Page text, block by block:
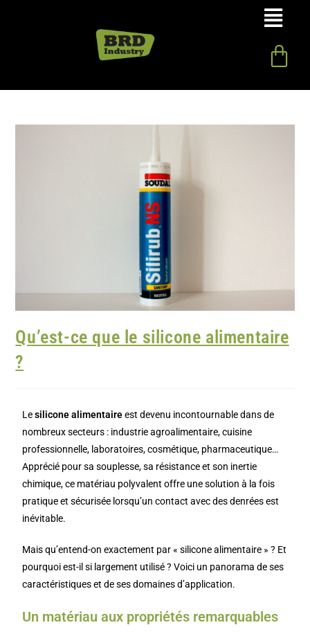
Qu’est-ce que le silicone alimentaire
?
Lesilicone alimentaireest devenu incontournable dans de
nombreux secteurs : industrie agroalimentaire, cuisine
professionnelle, laboratoires, cosmétique, pharmaceutique…
Apprécié pour sa souplesse, sa résistance et son inertie
chimique, ce matériau polyvalent offre une solution à la fois
pratique et sécurisée lorsqu’un contact avec des denrées est
inévitable.
Mais qu’entend-on exactement par « silicone alimentaire » ? Et
pourquoi est-il si largement utilisé ? Voici un panorama de ses
caractéristiques et de ses domaines d’application.
Un matériau aux propriétés remarquables